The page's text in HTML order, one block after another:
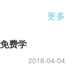
更多
费学
2018-04-04